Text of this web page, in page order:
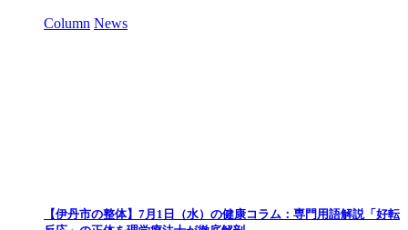
Column News
【伊丹市の整体】7月1日（水）の健康コラム：専門用語解説「好転